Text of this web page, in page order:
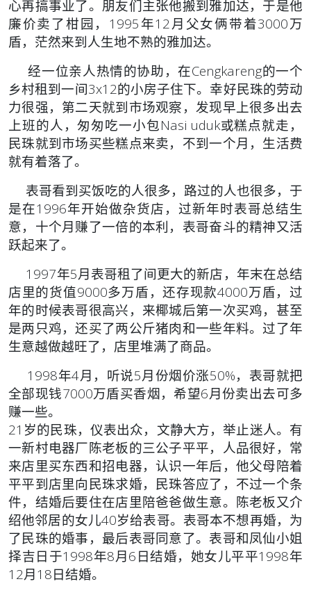
心再搞事业了。朋友们主张他搬到雅加达，于是他
廉价卖了柑园，1995年12月父女俩带着3000万
盾，茫然来到人生地不熟的雅加达。
经一位亲人热情的协助，在Cengkareng的一个
乡村租到一间3x12的小房子住下。幸好民珠的劳动
力很强，第二天就到市场观察，发现早上很多出去
上班的人，匆匆吃一小包Nasi uduk或糕点就走，
民珠就到市场买些糕点来卖，不到一个月，生活费
就有着落了。
表哥看到买饭吃的人很多，路过的人也很多，于
是在1996年开始做杂货店，过新年时表哥总结生
意，十个月赚了一倍的本利，表哥奋斗的精神又活
跃起来了。
1997年5月表哥租了间更大的新店，年末在总结
店里的货值9000多万盾，还存现款4000万盾，过
年的时候表哥很高兴，来椰城后第一次买鸡，甚至
是两只鸡，还买了两公斤猪肉和一些年料。过了年
生意越做越旺了，店里堆满了商品。
1998年4月，听说5月份烟价涨50%，表哥就把
全部现钱7000万盾买香烟，希望6月份卖出去可多
赚一些。
21岁的民珠，仪表出众，文静大方，举止迷人。有
一新村电器厂陈老板的三公子平平，人品很好，常
来店里买东西和招电器，认识一年后，他父母陪着
平平到店里向民珠求婚，民珠答应了，不过一个条
件，结婚后要住在店里陪爸爸做生意。陈老板又介
绍他邻居的女儿40岁给表哥。表哥本不想再婚，为
了民珠的婚事，最后表哥同意了。表哥和凤仙小姐
择吉日于1998年8月6日结婚，她女儿平平1998年
12月18日结婚。